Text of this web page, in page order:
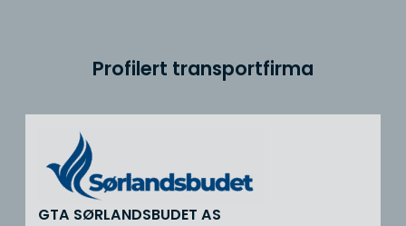
Profilert transportfirma
GTA SØRLANDSBUDET AS